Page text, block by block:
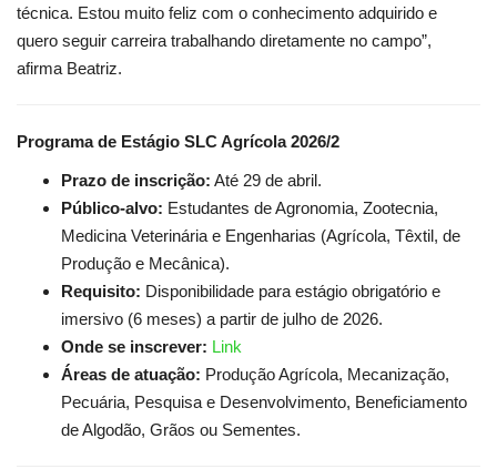
técnica. Estou muito feliz com o conhecimento adquirido e
quero seguir carreira trabalhando diretamente no campo”,
afirma Beatriz.
Programa de Estágio SLC Agrícola 2026/2
Prazo de inscrição: Até 29 de abril.
Público-alvo: Estudantes de Agronomia, Zootecnia,
Medicina Veterinária e Engenharias (Agrícola, Têxtil, de
Produção e Mecânica).
Requisito: Disponibilidade para estágio obrigatório e
imersivo (6 meses) a partir de julho de 2026.
Onde se inscrever: Link
Áreas de atuação: Produção Agrícola, Mecanização,
Pecuária, Pesquisa e Desenvolvimento, Beneficiamento
de Algodão, Grãos ou Sementes.